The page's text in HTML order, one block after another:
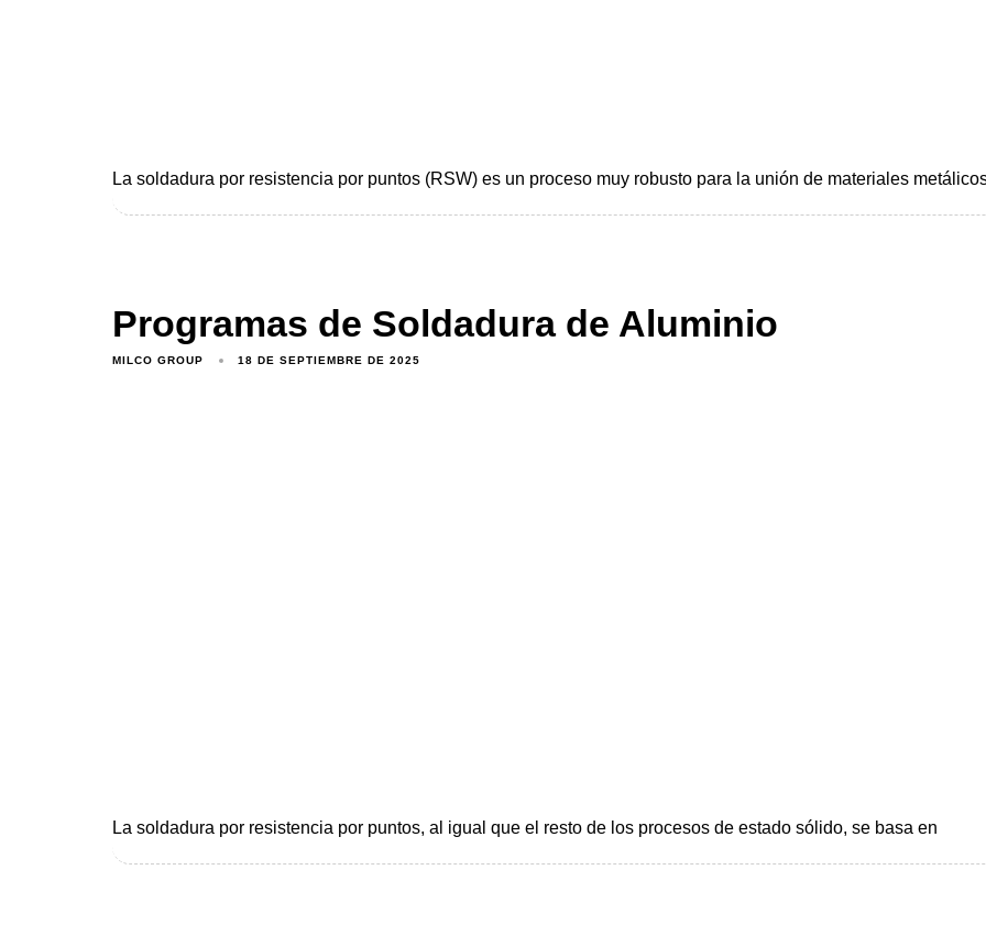
La soldadura por resistencia por puntos (RSW) es un proceso muy robusto para la unión de materiales
Programas de Soldadura de Aluminio
MILCO GROUP 18 DE SEPTIEMBRE DE 2025
La soldadura por resistencia por puntos, al igual que el resto de los procesos de estado sólido, se basa en